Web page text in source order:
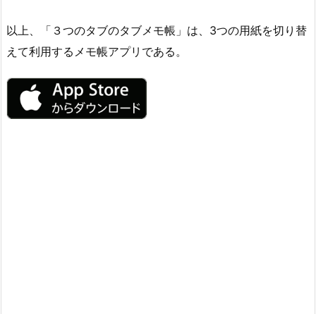
以上、「３つのタブのタブメモ帳」は、3つの用紙を切り替
えて利用するメモ帳アプリである。